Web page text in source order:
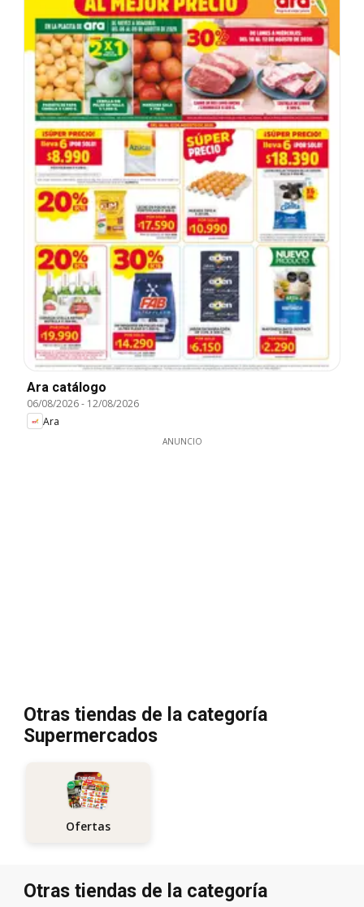
Ara catálogo
06/08/2026- 12/08/2026
Ara
ANUNCIO
Otras tiendas de la categoría
Supermercados
Ofertas
Otras tiendas de la categoría